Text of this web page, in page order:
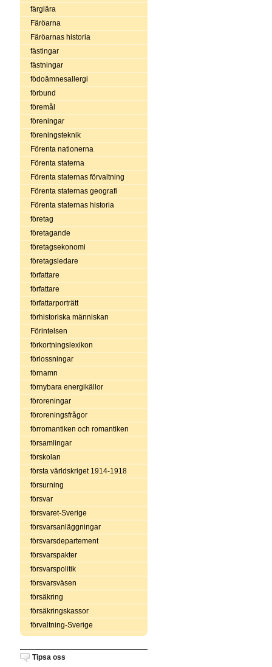
färglära
Färöarna
Färöarnas historia
fästingar
fästningar
födoämnesallergi
förbund
föremål
föreningar
föreningsteknik
Förenta nationerna
Förenta staterna
Förenta staternas förvaltning
Förenta staternas geografi
Förenta staternas historia
företag
företagande
företagsekonomi
företagsledare
författare
författare
författarporträtt
förhistoriska människan
Förintelsen
förkortningslexikon
förlossningar
förnamn
förnybara energikällor
föroreningar
föroreningsfrågor
förromantiken och romantiken
församlingar
förskolan
första världskriget 1914-1918
försurning
försvar
försvaret-Sverige
försvarsanläggningar
försvarsdepartement
försvarspakter
försvarspolitik
försvarsväsen
försäkring
försäkringskassor
förvaltning-Sverige
Tipsa oss